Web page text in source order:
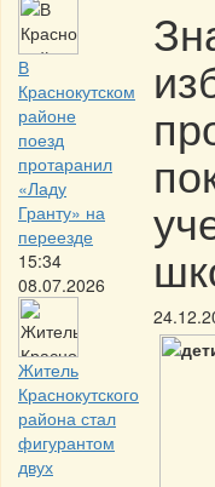
В
Краснокутском
районе
поезд
протаранил
«Ладу
Гранту» на
переезде
15:34
08.07.2026
Житель
Краснокутского
района стал
фигурантом
двух